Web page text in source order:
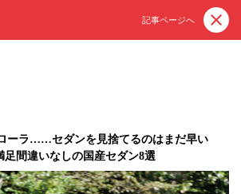
記事ページへ
ーラ……セダンを見捨てるのはまだ早い
間違いなしの国産セダン8選